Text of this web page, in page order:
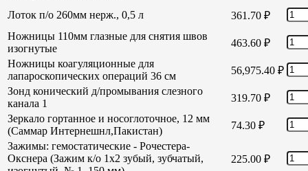
Лоток п/о 260мм нерж., 0,5 л 361.70 ₽
Ножницы 110мм глазные для снятия швов
изогнутые
463.60 ₽
Ножницы коагуляционные для
лапароскопических операций 36 см
56,975.40 ₽
Зонд конический д/промывания слезного
канала 1
319.70 ₽
Зеркало гортанное и носоглоточное, 12 мм
(Саммар Интернешнл,Пакистан)
74.30 ₽
Зажимы: гемостатические - Рочестера-
Окснера (Зажим к/о 1х2 зубый, зубчатый,
225.00 ₽